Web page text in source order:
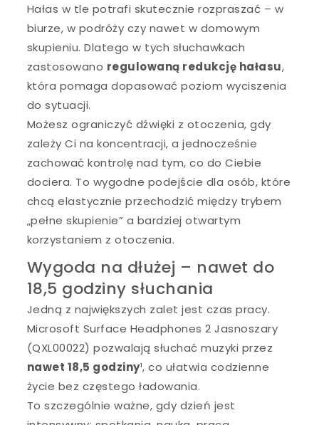
Hałas w tle potrafi skutecznie rozpraszać – w
biurze, w podróży czy nawet w domowym
skupieniu. Dlatego w tych słuchawkach
zastosowano regulowaną redukcję hałasu,
która pomaga dopasować poziom wyciszenia
do sytuacji.
Możesz ograniczyć dźwięki z otoczenia, gdy
zależy Ci na koncentracji, a jednocześnie
zachować kontrolę nad tym, co do Ciebie
dociera. To wygodne podejście dla osób, które
chcą elastycznie przechodzić między trybem
„pełne skupienie” a bardziej otwartym
korzystaniem z otoczenia.
Wygoda na dłużej – nawet do
18,5 godziny słuchania
Jedną z największych zalet jest czas pracy.
Microsoft Surface Headphones 2 Jasnoszary
(QXL00022) pozwalają słuchać muzyki przez
nawet 18,5 godziny¹, co ułatwia codzienne
życie bez częstego ładowania.
To szczególnie ważne, gdy dzień jest